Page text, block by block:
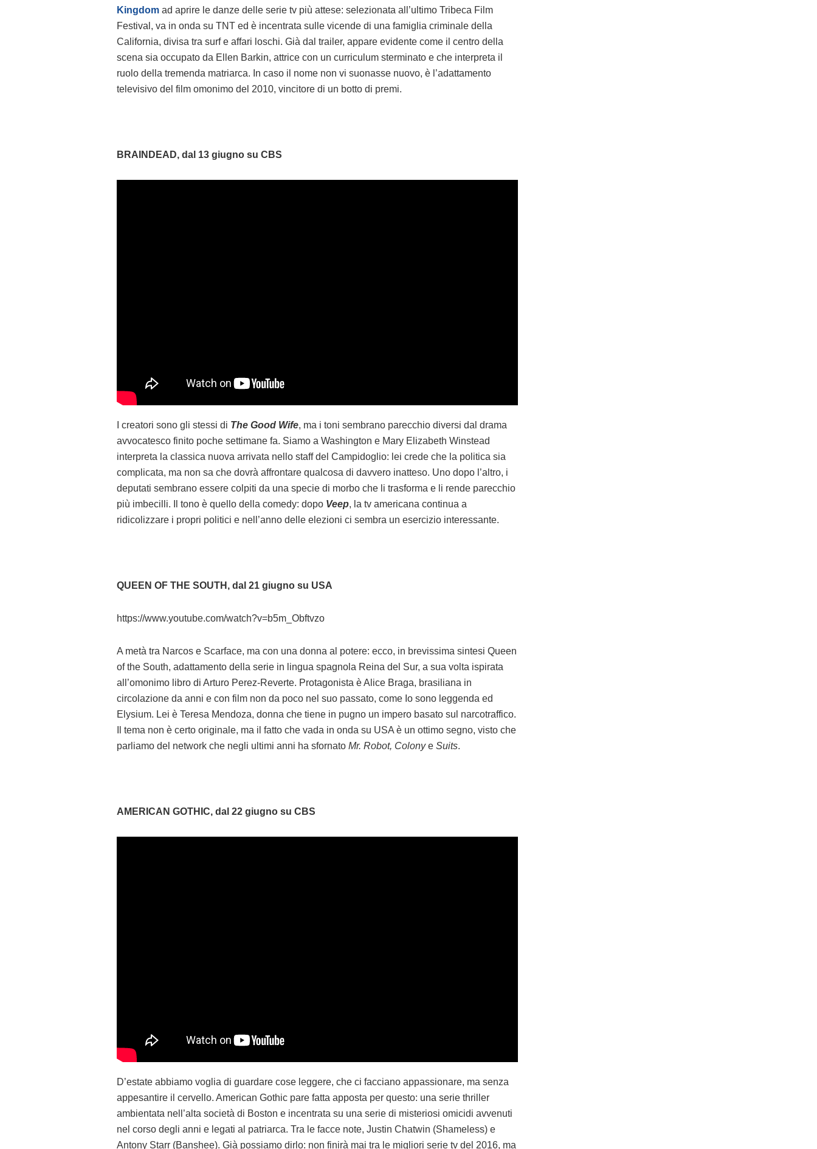
Kingdom ad aprire le danze delle serie tv più attese: selezionata all’ultimo Tribeca Film
Festival, va in onda su TNT ed è incentrata sulle vicende di una famiglia criminale della
California, divisa tra surf e affari loschi. Già dal trailer, appare evidente come il centro della
scena sia occupato da Ellen Barkin, attrice con un curriculum sterminato e che interpreta il
ruolo della tremenda matriarca. In caso il nome non vi suonasse nuovo, è l’adattamento
televisivo del film omonimo del 2010, vincitore di un botto di premi.
BRAINDEAD, dal 13 giugno su CBS
I creatori sono gli stessi di The Good Wife, ma i toni sembrano parecchio diversi dal drama
avvocatesco finito poche settimane fa. Siamo a Washington e Mary Elizabeth Winstead
interpreta la classica nuova arrivata nello staff del Campidoglio: lei crede che la politica sia
complicata, ma non sa che dovrà affrontare qualcosa di davvero inatteso. Uno dopo l’altro, i
deputati sembrano essere colpiti da una specie di morbo che li trasforma e li rende parecchio
più imbecilli. Il tono è quello della comedy: dopo Veep, la tv americana continua a
ridicolizzare i propri politici e nell’anno delle elezioni ci sembra un esercizio interessante.
QUEEN OF THE SOUTH, dal 21 giugno su USA
https://www.youtube.com/watch?v=b5m_Obftvzo
A metà tra Narcos e Scarface, ma con una donna al potere: ecco, in brevissima sintesi Queen
of the South, adattamento della serie in lingua spagnola Reina del Sur, a sua volta ispirata
all’omonimo libro di Arturo Perez-Reverte. Protagonista è Alice Braga, brasiliana in
circolazione da anni e con film non da poco nel suo passato, come Io sono leggenda ed
Elysium. Lei è Teresa Mendoza, donna che tiene in pugno un impero basato sul narcotraffico.
Il tema non è certo originale, ma il fatto che vada in onda su USA è un ottimo segno, visto che
parliamo del network che negli ultimi anni ha sfornato Mr. Robot, Colonye Suits.
AMERICAN GOTHIC, dal 22 giugno su CBS
D’estate abbiamo voglia di guardare cose leggere, che ci facciano appassionare, ma senza
appesantire il cervello. American Gothic pare fatta apposta per questo: una serie thriller
ambientata nell’alta società di Boston e incentrata su una serie di misteriosi omicidi avvenuti
nel corso degli anni e legati al patriarca. Tra le facce note, Justin Chatwin (Shameless) e
Antony Starr (Banshee). Già possiamo dirlo: non finirà mai tra le migliori serie tv del 2016, ma